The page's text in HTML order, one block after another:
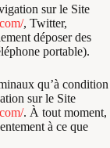
sur le Site
, Twitter,
déposer des
portable).
qu’à condition
sur le Site
. À tout moment,
à ce que